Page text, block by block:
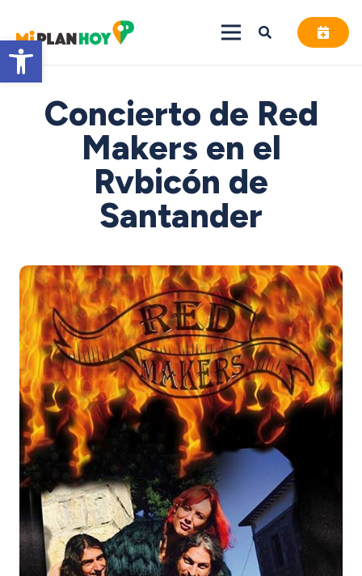
Abrir barra de herramientas
Concierto de Red
Makers en el
Rvbicón de
Santander